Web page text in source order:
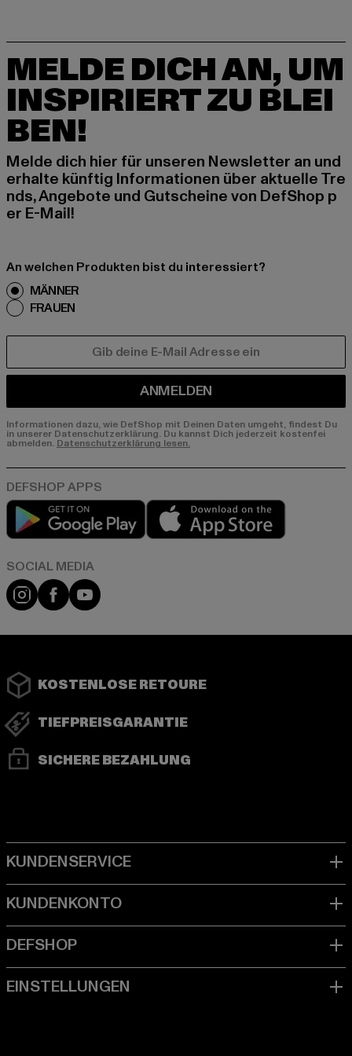
MELDE DICH AN, UM
INSPIRIERT ZU BLEI
BEN!
Melde dich hier für unseren Newsletter an und
erhalte künftig Informationen über aktuelle Tre
nds, Angebote und Gutscheine von DefShop p
er E-Mail!
An welchen Produkten bist du interessiert?
MÄNNER
FRAUEN
ANMELDEN
Informationen dazu, wie DefShop mit Deinen Daten umgeht, findest Du
in unserer Datenschutzerklärung. Du kannst Dich jederzeit kostenfei
abmelden. Datenschutzerklärung lesen.
Play market
Instagram
FacebookYouTube
KOSTENLOSE RETOURE
TIEFPREISGARANTIE
SICHERE BEZAHLUNG